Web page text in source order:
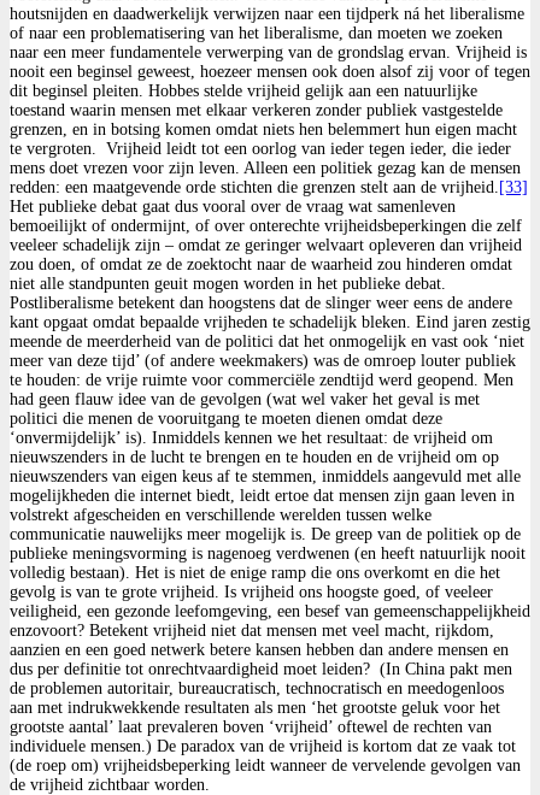
houtsnijden en daadwerkelijk verwijzen naar een tijdperk ná het liberalisme
of naar een problematisering van het liberalisme, dan moeten we zoeken
naar een meer fundamentele verwerping van de grondslag ervan. Vrijheid is
nooit een beginsel geweest, hoezeer mensen ook doen alsof zij voor of tegen
dit beginsel pleiten. Hobbes stelde vrijheid gelijk aan een natuurlijke
toestand waarin mensen met elkaar verkeren zonder publiek vastgestelde
grenzen, en in botsing komen omdat niets hen belemmert hun eigen macht
te vergroten. Vrijheid leidt tot een oorlog van ieder tegen ieder, die ieder
mens doet vrezen voor zijn leven. Alleen een politiek gezag kan de mensen
redden: een maatgevende orde stichten die grenzen stelt aan de vrijheid. [33]
Het publieke debat gaat dus vooral over de vraag wat samenleven
bemoeilijkt of ondermijnt, of over onterechte vrijheidsbeperkingen die zelf
veeleer schadelijk zijn – omdat ze geringer welvaart opleveren dan vrijheid
zou doen, of omdat ze de zoektocht naar de waarheid zou hinderen omdat
niet alle standpunten geuit mogen worden in het publieke debat.
Postliberalisme betekent dan hoogstens dat de slinger weer eens de andere
kant opgaat omdat bepaalde vrijheden te schadelijk bleken. Eind jaren zestig
meende de meerderheid van de politici dat het onmogelijk en vast ook ‘niet
meer van deze tijd’ (of andere weekmakers) was de omroep louter publiek
te houden: de vrije ruimte voor commerciële zendtijd werd geopend. Men
had geen flauw idee van de gevolgen (wat wel vaker het geval is met
politici die menen de vooruitgang te moeten dienen omdat deze
‘onvermijdelijk’ is). Inmiddels kennen we het resultaat: de vrijheid om
nieuwszenders in de lucht te brengen en te houden en de vrijheid om op
nieuwszenders van eigen keus af te stemmen, inmiddels aangevuld met alle
mogelijkheden die internet biedt, leidt ertoe dat mensen zijn gaan leven in
volstrekt afgescheiden en verschillende werelden tussen welke
communicatie nauwelijks meer mogelijk is. De greep van de politiek op de
publieke meningsvorming is nagenoeg verdwenen (en heeft natuurlijk nooit
volledig bestaan). Het is niet de enige ramp die ons overkomt en die het
gevolg is van te grote vrijheid. Is vrijheid ons hoogste goed, of veeleer
veiligheid, een gezonde leefomgeving, een besef van gemeenschappelijkheid
enzovoort? Betekent vrijheid niet dat mensen met veel macht, rijkdom,
aanzien en een goed netwerk betere kansen hebben dan andere mensen en
dus per definitie tot onrechtvaardigheid moet leiden? (In China pakt men
de problemen autoritair, bureaucratisch, technocratisch en meedogenloos
aan met indrukwekkende resultaten als men ‘het grootste geluk voor het
grootste aantal’ laat prevaleren boven ‘vrijheid’ oftewel de rechten van
individuele mensen.) De paradox van de vrijheid is kortom dat ze vaak tot
(de roep om) vrijheidsbeperking leidt wanneer de vervelende gevolgen van
de vrijheid zichtbaar worden.